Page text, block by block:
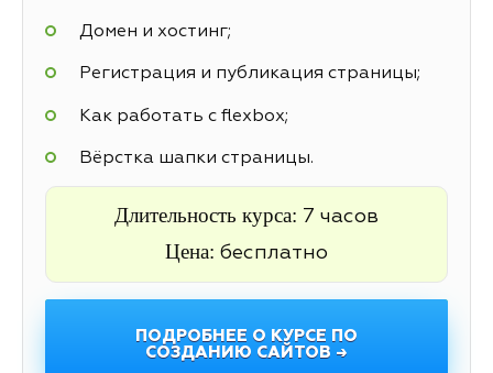
Домен и хостинг;
Регистрация и публикация страницы;
Как работать с flexbox;
Вёрстка шапки страницы.
Длительность курса: 7 часов
Цена: бесплатно
ПОДРОБНЕЕ О КУРСЕ ПО
СОЗДАНИЮ САЙТОВ →